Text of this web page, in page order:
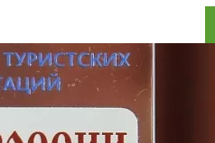
Общая информация
Как добраться
Люди, прославившие Алтай